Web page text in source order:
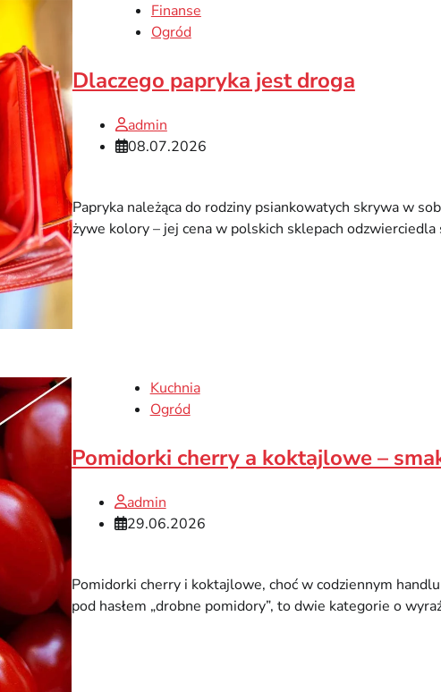
Finanse
Ogród
Dlaczego papryka jest droga
admin
08.07.2026
Papryka należąca do rodziny psiankowatych skrywa w
żywe kolory – jej cena w polskich sklepach
Kuchnia
Ogród
Pomidorki cherry a koktajlowe –
admin
29.06.2026
Pomidorki cherry i koktajlowe, choć w codziennym
pod hasłem „drobne pomidory”, to dwie kategorie o